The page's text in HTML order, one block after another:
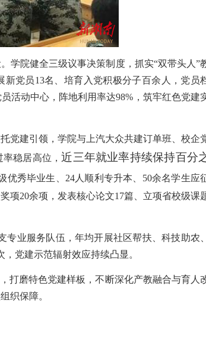
学院健全三级议事决策制度，抓实“双带头人”
党员13名、培育入党积极分子百余人，党员
活动中心，阵地利用率达98%，筑牢红色党建
党建引领，学院与上汽大众共建订单班、校企
率稳居高位，近三年就业率持续保持百分
优秀毕业生、24人顺利专升本、50余名学生应
项20余项，发表核心论文17篇、立项省校级课
业服务队伍，年均开展社区帮扶、科技助农、
党建示范辐射效应持续凸显。
打磨特色党建样板，不断深化产教融合与育人
织保障。